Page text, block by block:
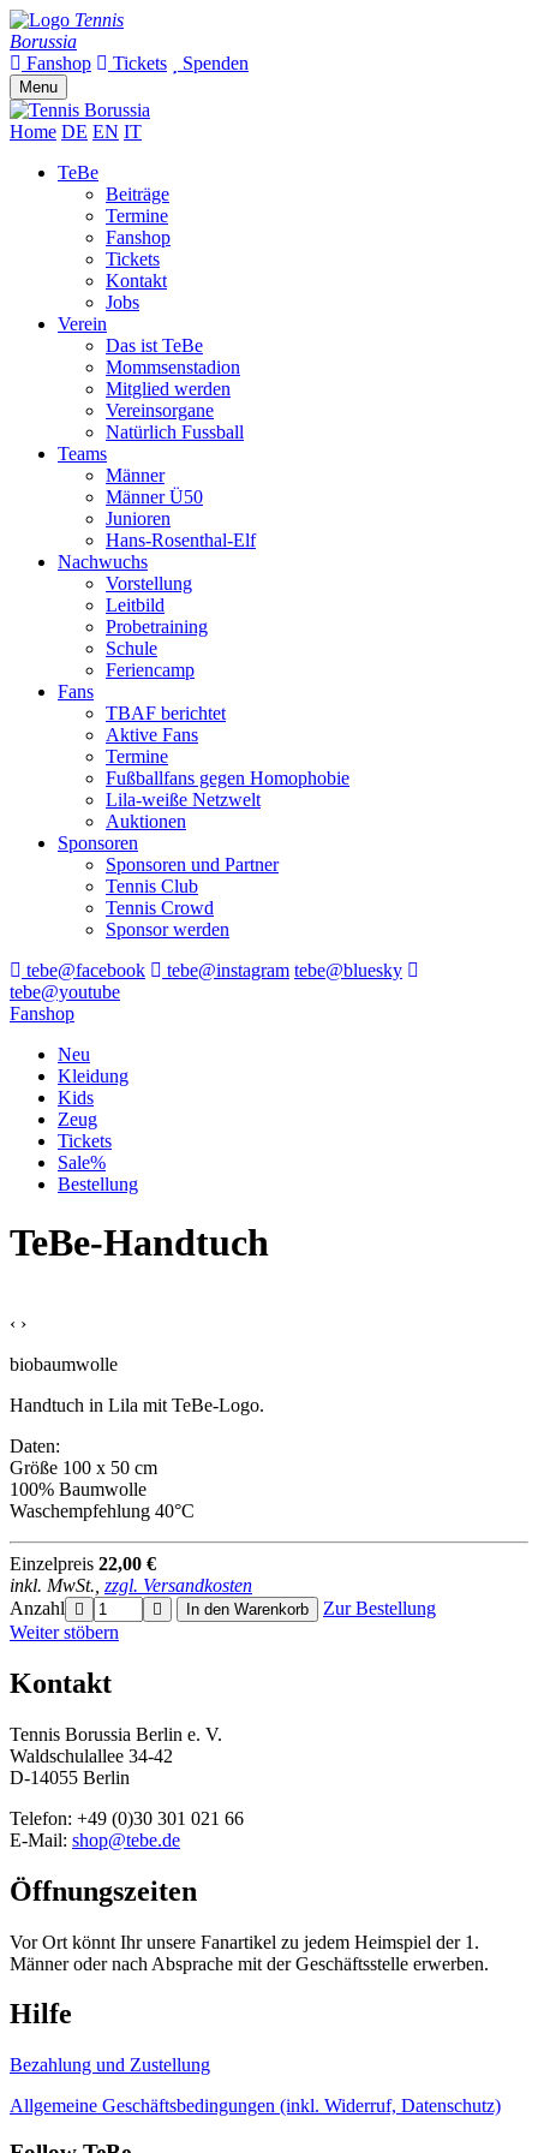
Tennis
Borussia
Fanshop
Tickets Spenden
Menu
Home DE EN IT
TeBe
Beiträge
Termine
Fanshop
Tickets
Kontakt
Jobs
Verein
Das ist TeBe
Mommsenstadion
Mitglied werden
Vereinsorgane
Natürlich Fussball
Teams
Männer
Männer Ü50
Junioren
Hans-Rosenthal-Elf
Nachwuchs
Vorstellung
Leitbild
Probetraining
Schule
Feriencamp
Fans
TBAF berichtet
Aktive Fans
Termine
Fußballfans gegen Homophobie
Lila-weiße Netzwelt
Auktionen
Sponsoren
Sponsoren und Partner
Tennis Club
Tennis Crowd
Sponsor werden
tebe@facebook
tebe@instagram tebe@bluesky
tebe@youtube
Fanshop
Neu
Kleidung
Kids
Zeug
Tickets
Sale%
Bestellung
TeBe-Handtuch
‹ ›
biobaumwolle
Handtuch in Lila mit TeBe-Logo.
Daten:
Größe 100 x 50 cm
100% Baumwolle
Waschempfehlung 40°C
Einzelpreis 22,00 €
inkl. MwSt., zzgl. Versandkosten
Anzahl
In den Warenkorb
Zur Bestellung
Weiter stöbern
Kontakt
Tennis Borussia Berlin e. V.
Waldschulallee 34-42
D-14055 Berlin
Telefon: +49 (0)30 301 021 66
E-Mail: shop@tebe.de
Öffnungszeiten
Vor Ort könnt Ihr unsere Fanartikel zu jedem Heimspiel der 1.
Männer oder nach Absprache mit der Geschäftsstelle erwerben.
Hilfe
Bezahlung und Zustellung
Allgemeine Geschäftsbedingungen (inkl. Widerruf, Datenschutz)